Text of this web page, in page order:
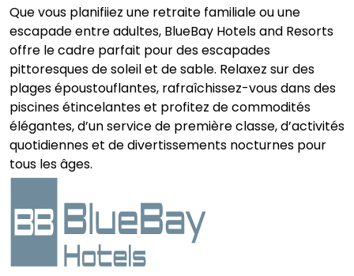
Que vous planifiiez une retraite familiale ou une
escapade entre adultes, BlueBay Hotels and Resorts
offre le cadre parfait pour des escapades
pittoresques de soleil et de sable. Relaxez sur des
plages époustouflantes, rafraîchissez-vous dans des
piscines étincelantes et profitez de commodités
élégantes, d’un service de première classe, d’activités
quotidiennes et de divertissements nocturnes pour
tous les âges.